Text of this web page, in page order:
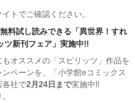
トでご確認ください。
料試し読みできる「異世界！すれ
ツ新刊フェア」実施中!!
オススメの「スピリッツ」作品を
ペーンを、「小学館eコミックス
各社で2月24日まで実施中!!